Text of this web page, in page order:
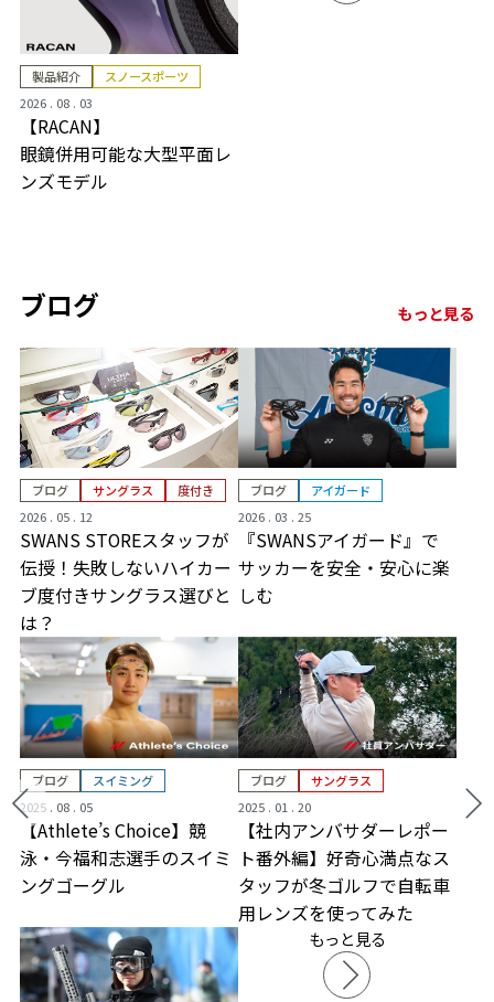
製品紹介
スノースポーツ
2026 . 08 . 03
【RACAN】
眼鏡併用可能な大型平面レ
ンズモデル
ブログ もっと見る
ブログ サングラス
度付き
2026 . 05 . 12
SWANS STOREスタッフが
伝授！失敗しないハイカー
ブ度付きサングラス選びと
は？
ブログ
アイガード
2026 . 03 . 25
『SWANSアイガード』で
サッカーを安全・安心に楽
しむ
ブログ
スイミング
2025 . 08 . 05
【Athlete’s Choice】競
泳・今福和志選手のスイミ
ングゴーグル
ブログ
サングラス
2025 . 01 . 20
【社内アンバサダーレポー
ト番外編】好奇心満点なス
タッフが冬ゴルフで自転車
用レンズを使ってみた
もっと見る